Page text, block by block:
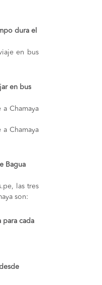
dura el
en bus
en bus
Chamaya
Chamaya
Bagua
las tres
son:
para cada